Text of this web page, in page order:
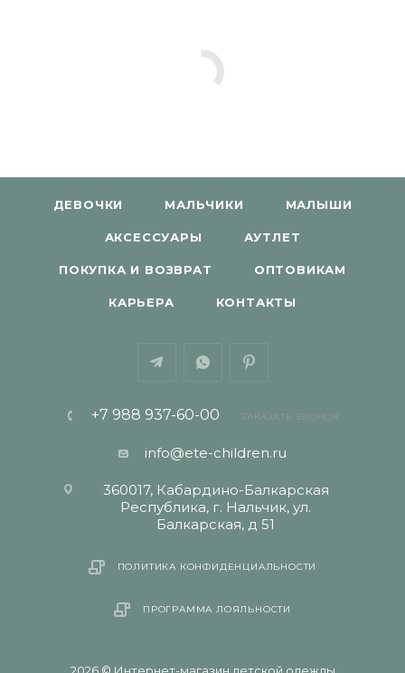
ДЕВОЧКИ МАЛЬЧИКИ МАЛЫШИ
АКСЕССУАРЫ АУТЛЕТ
ПОКУПКА И ВОЗВРАТ ОПТОВИКАМ
КАРЬЕРА КОНТАКТЫ
+7 988 937-60-00 ЗАКАЗАТЬ ЗВОНОК
info@ete-children.ru
360017, Кабардино-Балкарская
Республика, г. Нальчик, ул.
Балкарская, д 51
ПОЛИТИКА КОНФИДЕНЦИАЛЬНОСТИ
ПРОГРАММА ЛОЯЛЬНОСТИ